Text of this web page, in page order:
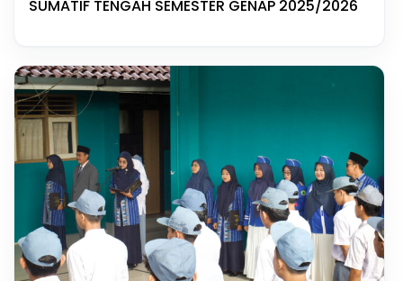
SUMATIF TENGAH SEMESTER GENAP 2025/2026